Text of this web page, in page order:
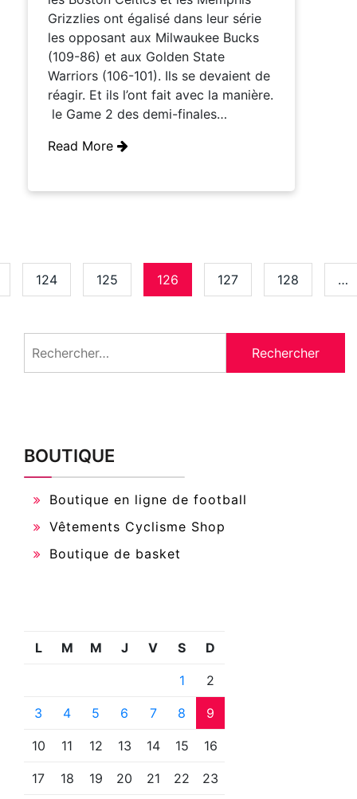
Grizzlies ont égalisé dans leur série
les opposant aux Milwaukee Bucks
(109-86) et aux Golden State
Warriors (106-101). Ils se devaient de
réagir. Et ils l’ont fait avec la manière.
le Game 2 des demi-finales…
Read More
124 125 126 127 128 …
BOUTIQUE
Boutique en ligne de football
Vêtements Cyclisme Shop
Boutique de basket
L M M J V S D
1 2
3 4 5 6 7 8 9
10 11 12 13 14 15 16
17 18 19 20 21 22 23